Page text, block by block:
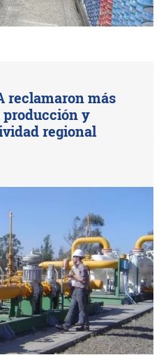
reclamaron más
producción y
regional